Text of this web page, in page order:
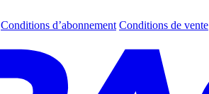
Conditions d’abonnement Conditions de vente